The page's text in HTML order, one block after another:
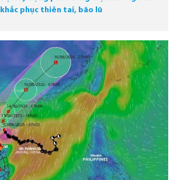
khắc phục thiên tai, bão lũ